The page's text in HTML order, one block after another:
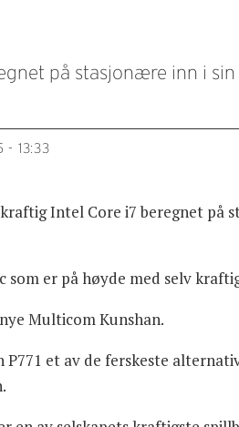
på stasjonære inn i
- 13:33
Intel Core i7 beregnet på
er på høyde med selv
Multicom Kunshan.
et av de ferskeste